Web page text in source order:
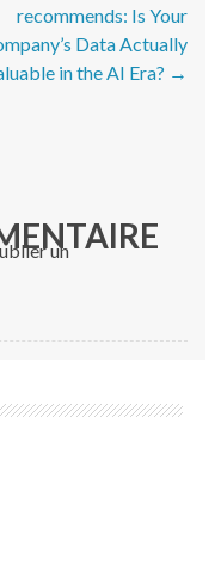
recommends: Is Your
Data Actually
in the AI Era? →
un